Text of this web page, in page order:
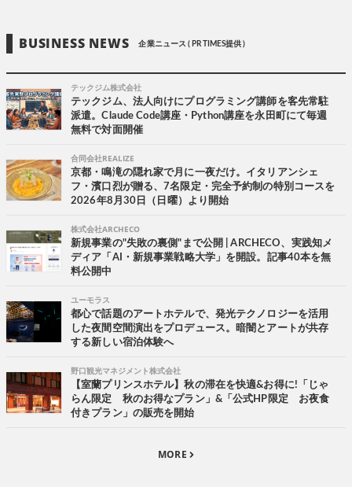
BUSINESS NEWS 企業ニュース ( PR TIMES提供 )
テックジム株式会社
テックジム、法人向けにプログラミング講師を客先常駐
派遣。Claude Code講座・Python講座を永田町にて毎週
無料で対面開催
合同会社REALIZE
京都・鳴滝の隠れ家で月に一夜だけ。イタリアンシェ
フ・濱口烈が贈る、7名限定・完全予約制の特別コースを
2026年8月30日（日曜）より開始
株式会社ARCHECO
新規事業の"失敗の裏側"まで公開 | ARCHECO、実践知メ
ディア「AI・新規事業戦略大学」を開設。記事40本を無
料公開中
ユーモラス
都心で話題のアートホテルで、発光テクノロジーを活用
した夜間空間演出をプロデュース。暗闇とアートが共存
する新しい宿泊体験へ
野口観光マネジメント株式会社
【室蘭プリンスホテル】秋の滞在を快適&お得に!「じゃ
らん限定 秋のお得なプラン」&「公式HP限定 お夜食
付きプラン」の販売を開始
MORE